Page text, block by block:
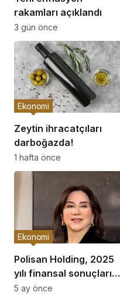
rakamları açıklandı
3 gün önce
Zeytin ihracatçıları
darboğazda!
Ekonomi
1 hafta önce
Polisan Holding, 2025
yılı finansal sonuçlarını
açıkladı
Ekonomi
5 ay önce